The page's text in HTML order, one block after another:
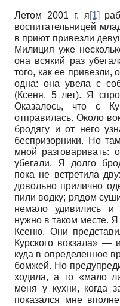
Летом 2001 г. я[1]
воспитательницей
в приют привезли
Милиция уже
она всякий раз
того, как ее привезли,
одна: она увела с
(Ксеня, 5 лет). Я
Оказалось, что с
отправилась. Около
бродягу и от него
беспризорники. Но
мной разговаривать:
убегали. Я долго
пока не встретила
довольно прилично
пили водку; рядом
немало удивились и
нужно в таком месте.
Ксеню. Они
Курского вокзала» —
куда в определенное
бомжей. Но
ходила, а то «мало
меня у кухни, когда
показался мне